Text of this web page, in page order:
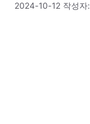
2024-10-12 작성자: